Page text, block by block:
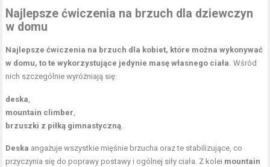
Najlepsze ćwiczenia na brzuch dla dziewczyn
w domu
Najlepsze ćwiczenia na brzuch dla kobiet, które można wykonywać
w domu, to te wykorzystujące jedynie masę własnego ciała. Wśród
nich szczególnie wyróżniają się:
deska,
mountain climber,
brzuszki z piłką gimnastyczną.
Deska angażuje wszystkie mięśnie brzucha oraz te stabilizujące, co
przyczynia się do poprawy postawy i ogólnej siły ciała. Z kolei mountain